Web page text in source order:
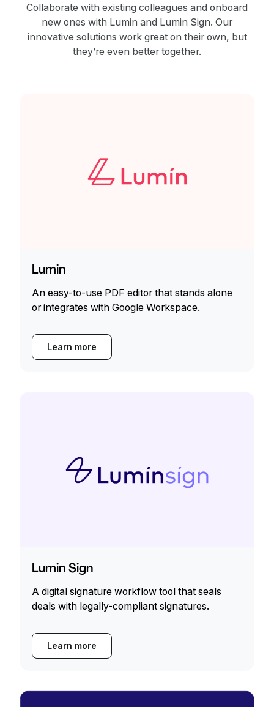
Collaborate with existing colleagues and onboard
new ones with Lumin and Lumin Sign. Our
innovative solutions work great on their own, but
they’re even better together.
Lumin
An easy-to-use PDF editor that stands alone
or integrates with Google Workspace.
Learn more
Lumin Sign
A digital signature workflow tool that seals
deals with legally-compliant signatures.
Learn more